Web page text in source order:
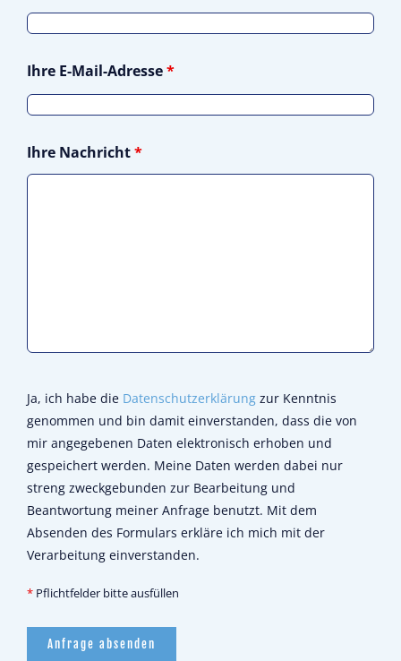
Ihre E-Mail-Adresse*
Ihre Nachricht*
Ja, ich habe die Datenschutzerklärung zur Kenntnis
genommen und bin damit einverstanden, dass die von
mir angegebenen Daten elektronisch erhoben und
gespeichert werden. Meine Daten werden dabei nur
streng zweckgebunden zur Bearbeitung und
Beantwortung meiner Anfrage benutzt. Mit dem
Absenden des Formulars erkläre ich mich mit der
Verarbeitung einverstanden.
* Pflichtfelder bitte ausfüllen